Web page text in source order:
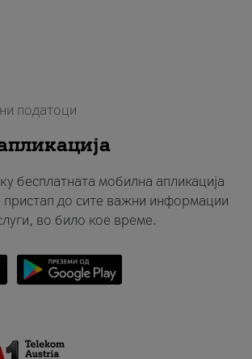
податоци
бесплатната мобилна апликација
пристап до сите важни информации
во било кое време.